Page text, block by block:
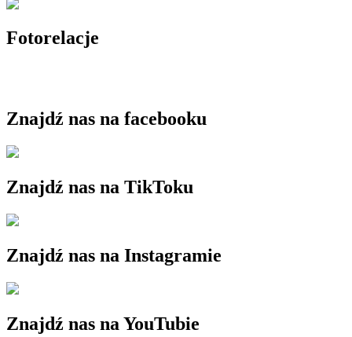
Fotorelacje
Znajdź nas na facebooku
Znajdź nas na TikToku
Znajdź nas na Instagramie
Znajdź nas na YouTubie